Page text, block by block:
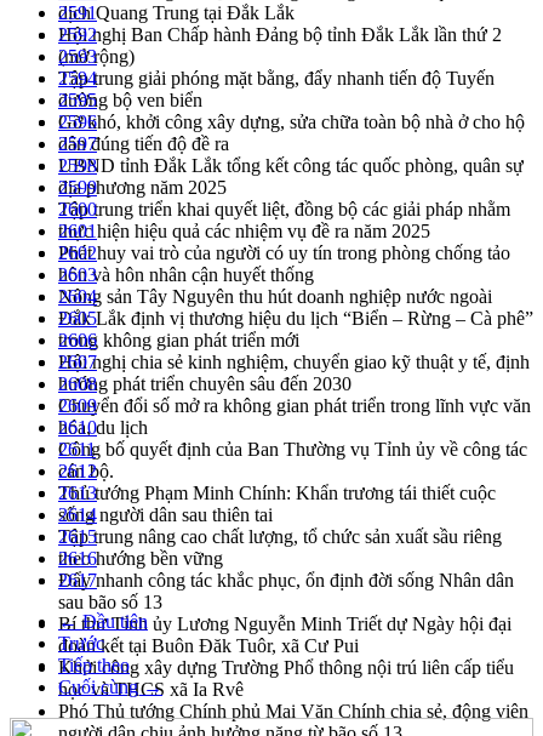
dịch Quang Trung tại Đắk Lắk
Hội nghị Ban Chấp hành Đảng bộ tỉnh Đắk Lắk lần thứ 2
(mở rộng)
Tập trung giải phóng mặt bằng, đẩy nhanh tiến độ Tuyến
đường bộ ven biển
Gỡ khó, khởi công xây dựng, sửa chữa toàn bộ nhà ở cho hộ
dân đúng tiến độ đề ra
UBND tỉnh Đắk Lắk tổng kết công tác quốc phòng, quân sự
địa phương năm 2025
Tập trung triển khai quyết liệt, đồng bộ các giải pháp nhằm
thực hiện hiệu quả các nhiệm vụ đề ra năm 2025
Phát huy vai trò của người có uy tín trong phòng chống tảo
hôn và hôn nhân cận huyết thống
Nông sản Tây Nguyên thu hút doanh nghiệp nước ngoài
Đắk Lắk định vị thương hiệu du lịch “Biển – Rừng – Cà phê”
trong không gian phát triển mới
Hội nghị chia sẻ kinh nghiệm, chuyển giao kỹ thuật y tế, định
hướng phát triển chuyên sâu đến 2030
Chuyển đổi số mở ra không gian phát triển trong lĩnh vực văn
hóa, du lịch
Công bố quyết định của Ban Thường vụ Tỉnh ủy về công tác
cán bộ.
Thủ tướng Phạm Minh Chính: Khẩn trương tái thiết cuộc
sống người dân sau thiên tai
Tập trung nâng cao chất lượng, tổ chức sản xuất sầu riêng
theo hướng bền vững
Đẩy nhanh công tác khắc phục, ổn định đời sống Nhân dân
sau bão số 13
Bí thư Tỉnh ủy Lương Nguyễn Minh Triết dự Ngày hội đại
đoàn kết tại Buôn Đăk Tuôr, xã Cư Pui
Khởi công xây dựng Trường Phổ thông nội trú liên cấp tiểu
học và THCS xã Ia Rvê
Phó Thủ tướng Chính phủ Mai Văn Chính chia sẻ, động viên
2591
2592
2593
2594
2595
2596
2597
2598
2599
2600
2601
2602
2603
2604
2605
2606
2607
2608
2609
2610
2611
2612
2613
2614
2615
2616
2617
← Đầu tiên
Trước
Tiếp theo
Cuối cùng →